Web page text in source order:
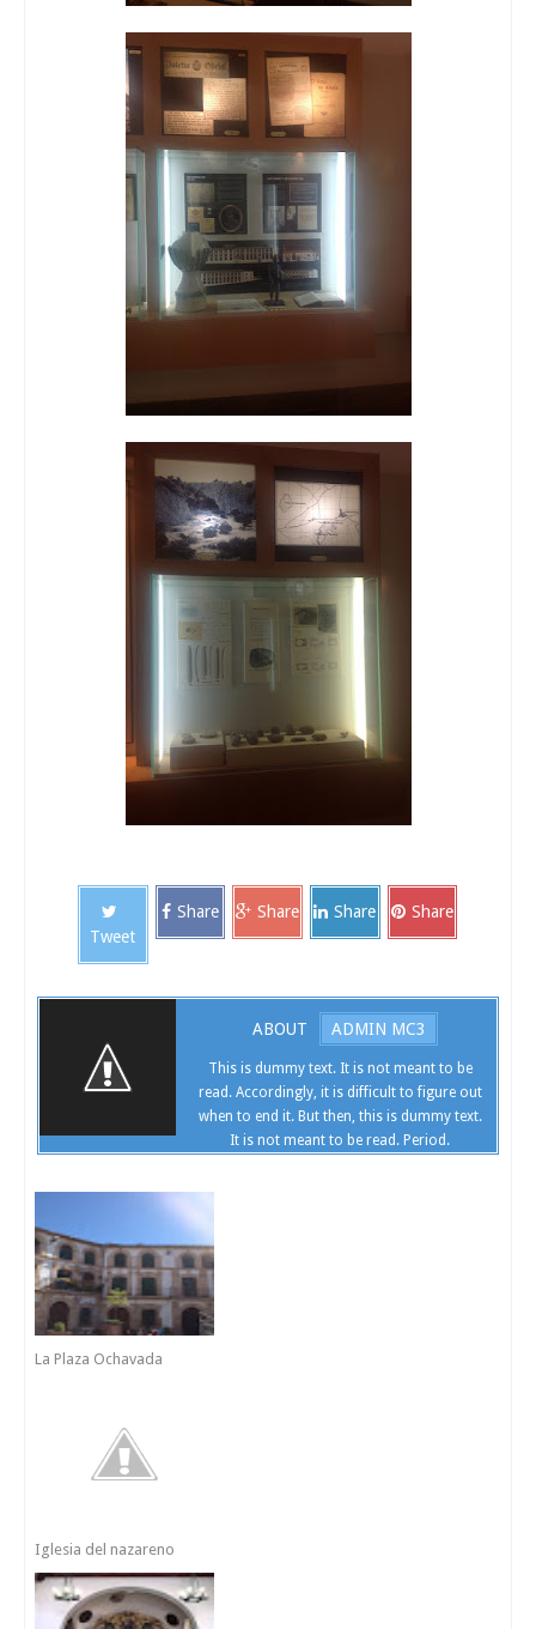
Tweet
Share Share Share Share
ABOUT ADMIN MC3
This is dummy text. It is not meant to be
read. Accordingly, it is difficult to figure out
when to end it. But then, this is dummy text.
It is not meant to be read. Period.
La Plaza Ochavada
Iglesia del nazareno